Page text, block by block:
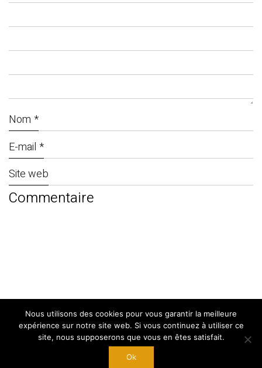
Nom *
E-mail *
Site web
© Copyright 2024. ByWest Adgency|
Mentions Légales
Nous utilisons des cookies pour vous garantir la meilleure
expérience sur notre site web. Si vous continuez à utiliser ce
site, nous supposerons que vous en êtes satisfait.
Ok